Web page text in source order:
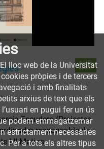
Accés
obert
Escudero (Projectes
responsable de
I-II Matins.
lloc web de la Universitat
pròpies i de tercers
i amb finalitats
arxius de text que els
en pugui fer un ús
podem emmagatzemar
estrictament necessàries
Per a tots els altres tipus